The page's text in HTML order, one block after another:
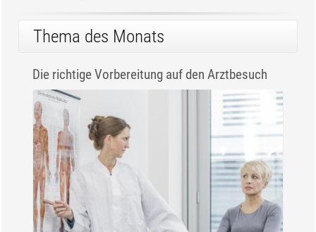
Thema des Monats
Die richtige Vorbereitung auf den Arztbesuch